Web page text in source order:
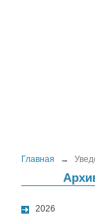
Главная →
2026